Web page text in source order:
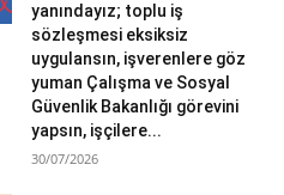
yanındayız; toplu iş
sözleşmesi eksiksiz
uygulansın, işverenlere göz
yuman Çalışma ve Sosyal
Güvenlik Bakanlığı görevini
yapsın, işçilere...
30/07/2026